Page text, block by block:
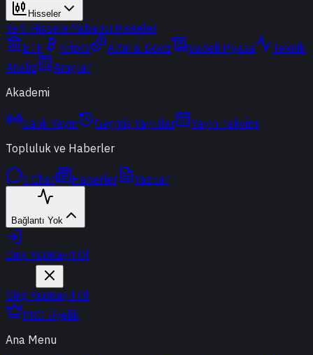
Hisseler
Yerli HisselerYabancı Hisseler
ETF
Kripto Altın & Döviz Vadeli Piyasa
Teknik
Analiz
Araçlar
Akademi
Canlı Yayın Geçmiş Yayınlar
Yayın Takvimi
Topluluk ve Haberler
t-Chat Haberler Yazılar
Bağlantı Yok
Giriş YapKayıt Ol
Giriş YapKayıt Ol
PRO Üyelik
Ana Menu